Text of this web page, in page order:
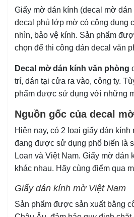
Giấy mờ dán kính (decal mờ
decal phủ lớp mờ có công dụng
nhìn, bảo vệ kính. Sản phẩm
chọn để thi công dán decal văn
Decal mờ dán kính văn phòng
trí, dán tại cửa ra vào, công ty.
phẩm được sử dụng với những
Nguồn gốc của decal
Hiện nay, có 2 loại giấy dán kính
đang được sử dụng phổ biến là
Loan và Việt Nam. Giấy mờ dán
khác nhau. Hãy cùng điểm qua
Giấy dán kính mờ Việt Nam
Sản phẩm được sản xuất bằng